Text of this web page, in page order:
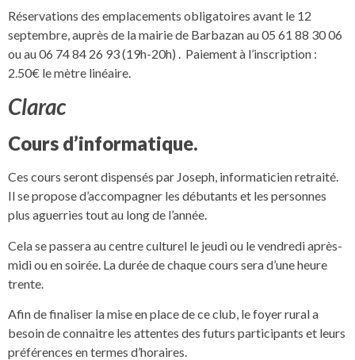
Réservations des emplacements obligatoires avant le 12
septembre, auprès de la mairie de Barbazan au 05 61 88 30 06
ou au 06 74 84 26 93 (19h-20h) . Paiement à l’inscription :
2.50€ le mètre linéaire.
Clarac
Cours d’informatique.
Ces cours seront dispensés par Joseph, informaticien retraité.
Il se propose d’accompagner les débutants et les personnes
plus aguerries tout au long de l’année.
Cela se passera au centre culturel le jeudi ou le vendredi après-
midi ou en soirée. La durée de chaque cours sera d’une heure
trente.
Afin de finaliser la mise en place de ce club, le foyer rural a
besoin de connaitre les attentes des futurs participants et leurs
préférences en termes d’horaires.